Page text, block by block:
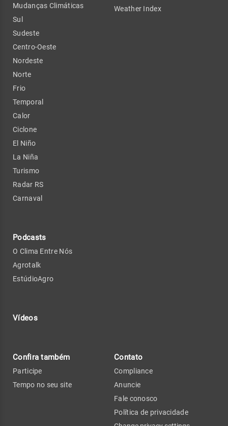
Mudanças Climáticas
Sul
Sudeste
Centro-Oeste
Nordeste
Norte
Frio
Temporal
Calor
Ciclone
El Niño
La Niña
Turismo
Radar RS
Carnaval
Podcasts
O Clima Entre Nós
Agrotalk
EstúdioAgro
Vídeos
Weather Index
Confira também
Participe
Tempo no seu site
Contato
Compliance
Anuncie
Fale conosco
Política de privacidade